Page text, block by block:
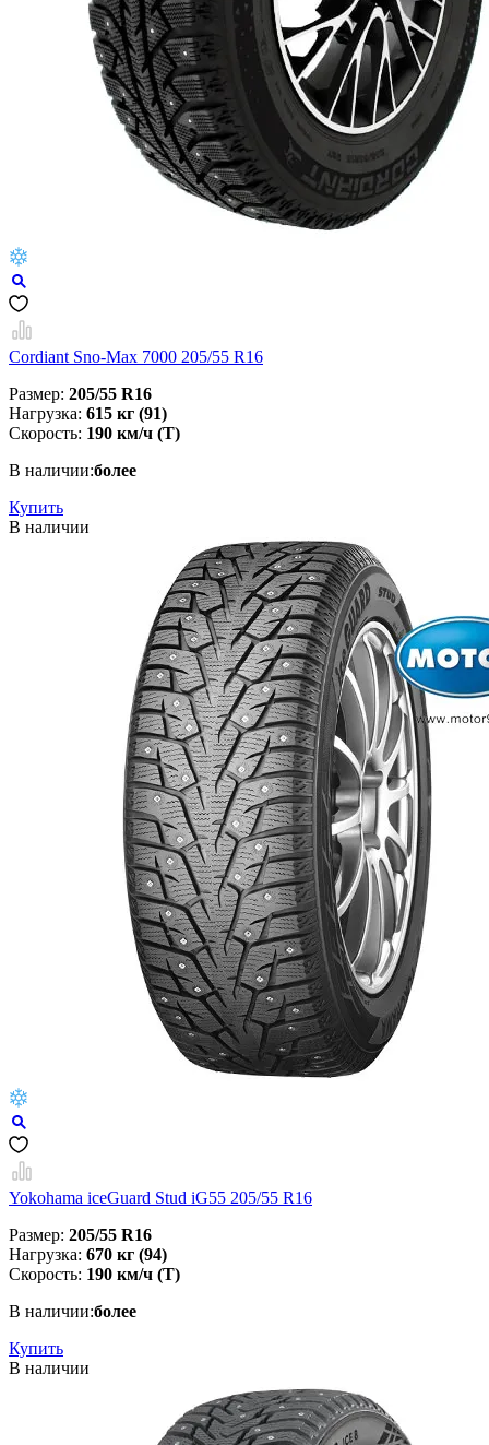
Cordiant Sno-Max 7000 205/55 R16
Размер: 205/55 R16
Нагрузка: 615 кг (91)
Скорость: 190 км/ч (Т)
В наличии:более
Купить
В наличии
Yokohama iceGuard Stud iG55 205/55 R16
Размер: 205/55 R16
Нагрузка: 670 кг (94)
Скорость: 190 км/ч (Т)
В наличии:более
Купить
В наличии